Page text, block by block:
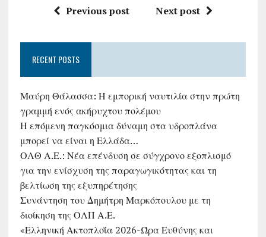
Previous post Next post
RECENT POSTS
Μαύρη Θάλασσα: Η εμπορική ναυτιλία στην πρώτη
γραμμή ενός ακήρυχτου πολέμου
Η επόμενη παγκόσμια δύναμη στα υδροπλάνα
μπορεί να είναι η Ελλάδα…
ΟΛΘ Α.Ε.: Νέα επένδυση σε σύγχρονο εξοπλισμό
για την ενίσχυση της παραγωγικότητας και τη
βελτίωση της εξυπηρέτησης
Συνάντηση του Δημήτρη Μαρκόπουλου με τη
διοίκηση της ΟΛΠ Α.Ε.
«Ελληνική Ακτοπλοΐα 2026-Ώρα Ευθύνης και